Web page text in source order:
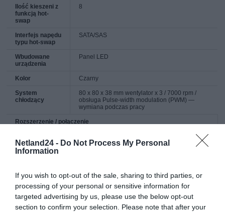
Netland24 - Do Not Process My Personal
Information
If you wish to opt-out of the sale, sharing to third parties, or
processing of your personal or sensitive information for
targeted advertising by us, please use the below opt-out
section to confirm your selection. Please note that after your
Ilość kieszeni z
funkcją hot-
swap
8
Interfejs napędu
typu hot-swap
SATA/SAS
Wbudowane
urządzenia
Panel LED
Kolor Czarny
System
chłodzący
80 x 80 x 38 mm wentylator x 3 / 7000 rpm /
obsługa Pulse-width modulation (PWM) —
wymiana podczas pracy
Rozszerzenie / połączenie
wnęki
8 (całkowity) / 8 (wolna) x wymiana podczas
pracy - 3,5" 2 (całkowity) / 2 (wolna) x dostęp
rozszerzeń
niskoprofilowe
Interfejsy
2 x USB 3.0 - (opcja) 2 x USB 2.0 - (opcja) 1 x
szeregowo - DB-9 - (opcja)
Różne